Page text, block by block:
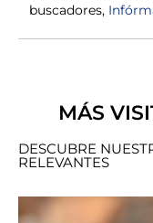
buscadores,
MÁS
DESCUBRE
RELEVANTES